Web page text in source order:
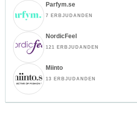
Parfym.se
7 ERBJUDANDEN
NordicFeel
121 ERBJUDANDEN
Miinto
13 ERBJUDANDEN